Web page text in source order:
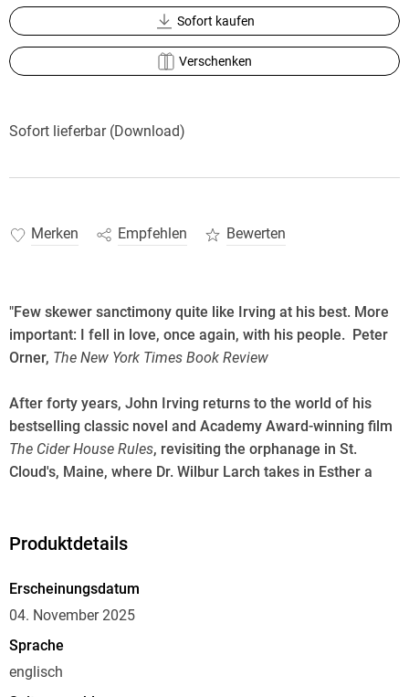
Sofort kaufen
Verschenken
Sofort lieferbar (Download)
Merken Empfehlen Bewerten
"Few skewer sanctimony quite like Irving at his best. More
important: I fell in love, once again, with his people.  Peter
Orner, The New York Times Book Review
After forty years, John Irving returns to the world of his
bestselling classic novel and Academy Award-winning film
The Cider House Rules, revisiting the orphanage in St.
Cloud's, Maine, where Dr. Wilbur Larch takes in Esther a
"A story that's unmistakably Irving amiably peopled,
characters (NPR).
board the ship to Portland, Maine; her mother is murdered by
anti-Semites in Portland. Dr. Larch knows it won't be easy to
Produktdetails
Erscheinungsdatum
04. November 2025
Sprache
englisch